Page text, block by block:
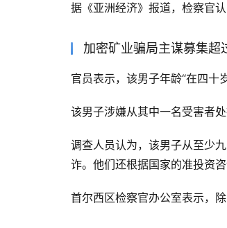
据《亚洲经济》报道，检察官
加密矿业骗局主谋募集
官员表示，该男子年龄“在四十
该男子涉嫌从其中一名受害者处
调查人员认为，该男子从至少
诈。他们还根据国家的准投资
首尔西区检察官办公室表示，